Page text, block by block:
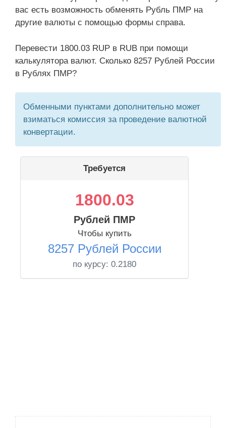
вас есть возможность обменять Рубль ПМР на
другие валюты с помощью формы справа.
Перевести 1800.03 RUP в RUB при помощи
калькулятора валют. Сколько 8257 Рублей России
в Рублях ПМР?
Обменными пунктами дополнительно может
взиматься комиссия за проведение валютной
конвертации.
Требуется
1800.03
Рублей ПМР
Чтобы купить
8257 Рублей России
по курсу: 0.2180